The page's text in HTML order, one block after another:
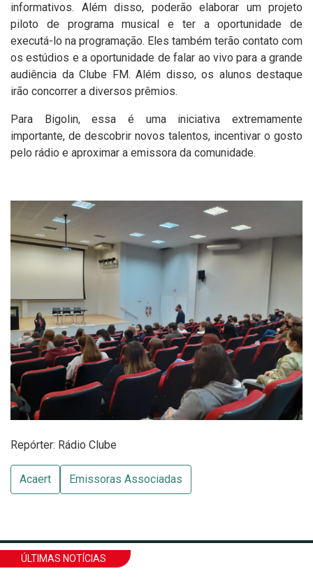
informativos. Além disso, poderão elaborar um projeto
piloto de programa musical e ter a oportunidade de
executá-lo na programação. Eles também terão contato com
os estúdios e a oportunidade de falar ao vivo para a grande
audiência da Clube FM. Além disso, os alunos destaque
irão concorrer a diversos prêmios.
Para Bigolin, essa é uma iniciativa extremamente
importante, de descobrir novos talentos, incentivar o gosto
pelo rádio e aproximar a emissora da comunidade.
Repórter: Rádio Clube
Acaert Emissoras Associadas
ÚLTIMAS NOTÍCIAS